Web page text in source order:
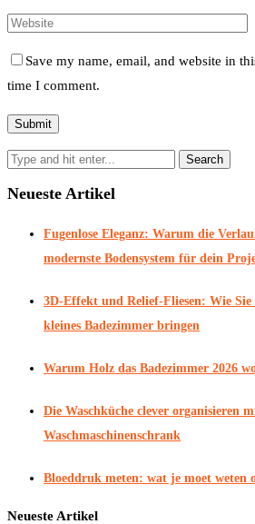
Save my name, email, and website in
time I comment.
Neueste Artikel
Fugenlose Eleganz: Warum die
modernste Bodensystem für dein
3D-Effekt und Relief-Fliesen: Wie
kleines Badezimmer bringen
Warum Holz das Badezimmer 2026
Die Waschküche clever organisieren
Waschmaschinenschrank
Bloeddruk meten: wat je moet weten
Neueste Artikel